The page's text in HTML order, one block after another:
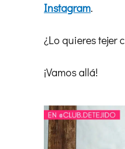
Instagram.
¿Lo quieres tejer
¡Vamos allá!